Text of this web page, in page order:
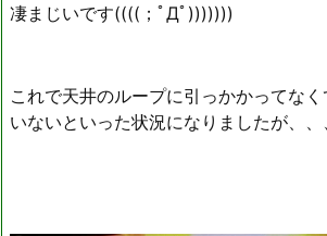
凄まじいです((((；ﾟДﾟ)))))))
これで天井のループに引っかかってな
いないといった状況になりましたが、、